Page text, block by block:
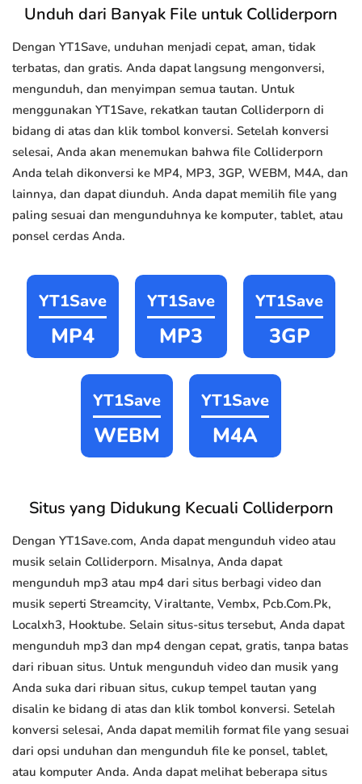
Unduh dari Banyak File untuk Colliderporn
Dengan YT1Save, unduhan menjadi cepat, aman, tidak
terbatas, dan gratis. Anda dapat langsung mengonversi,
mengunduh, dan menyimpan semua tautan. Untuk
menggunakan YT1Save, rekatkan tautan Colliderporn di
bidang di atas dan klik tombol konversi. Setelah konversi
selesai, Anda akan menemukan bahwa file Colliderporn
Anda telah dikonversi ke MP4, MP3, 3GP, WEBM, M4A, dan
lainnya, dan dapat diunduh. Anda dapat memilih file yang
paling sesuai dan mengunduhnya ke komputer, tablet, atau
ponsel cerdas Anda.
YT1Save
MP4
YT1Save
MP3
YT1Save
3GP
YT1Save
WEBM
YT1Save
M4A
Situs yang Didukung Kecuali Colliderporn
Dengan YT1Save.com, Anda dapat mengunduh video atau
musik selain Colliderporn. Misalnya, Anda dapat
mengunduh mp3 atau mp4 dari situs berbagi video dan
musik seperti Streamcity, Viraltante, Vembx, Pcb.Com.Pk,
Localxh3, Hooktube. Selain situs-situs tersebut, Anda dapat
mengunduh mp3 dan mp4 dengan cepat, gratis, tanpa batas
dari ribuan situs. Untuk mengunduh video dan musik yang
Anda suka dari ribuan situs, cukup tempel tautan yang
disalin ke bidang di atas dan klik tombol konversi. Setelah
konversi selesai, Anda dapat memilih format file yang sesuai
dari opsi unduhan dan mengunduh file ke ponsel, tablet,
atau komputer Anda. Anda dapat melihat beberapa situs